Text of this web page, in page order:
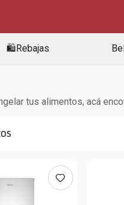
🛍️Rebajas
tus alimentos, acá